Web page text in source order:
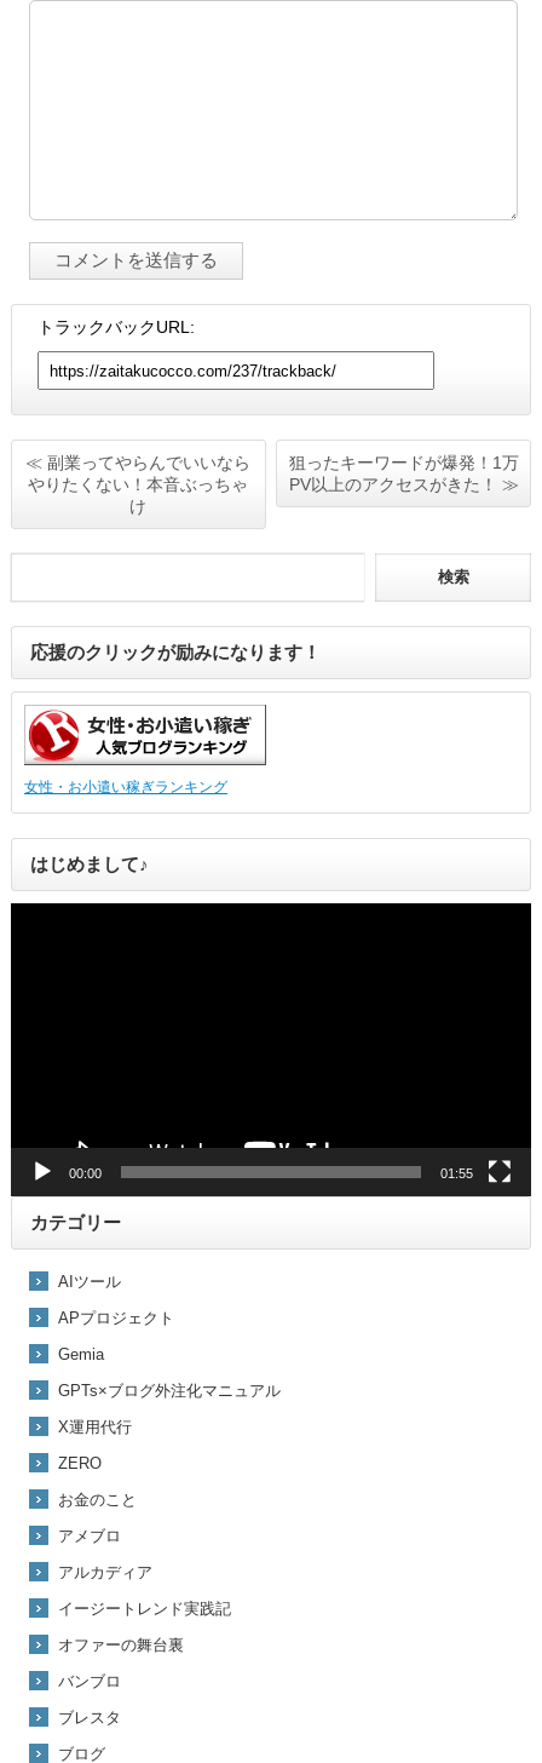
トラックバックURL:
≪ 副業ってやらんでいいなら
やりたくない！本音ぶっちゃ
け
狙ったキーワードが爆発！1万
PV以上のアクセスがきた！ ≫
応援のクリックが励みになります！
女性・お小遣い稼ぎランキング
はじめまして♪
00:00 01:55
カテゴリー
AIツール
APプロジェクト
Gemia
GPTs×ブログ外注化マニュアル
X運用代行
ZERO
お金のこと
アメブロ
アルカディア
イージートレンド実践記
オファーの舞台裏
バンブロ
ブレスタ
ブログ